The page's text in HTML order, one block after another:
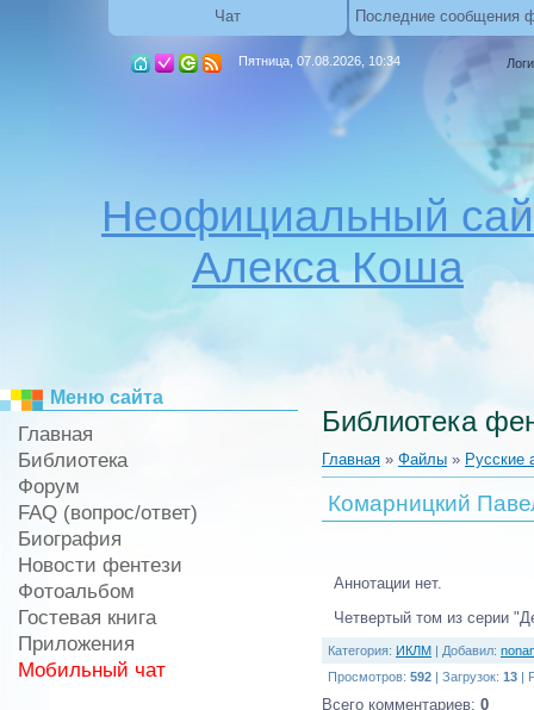
Чат Последние сообщения
Пятница, 07.08.2026, 10:34
Неофициальный
Алекса Коша
Меню сайта
Главная
Библиотека
Форум
FAQ (вопрос/ответ)
Биография
Новости фентези
Фотоальбом
Гостевая книга
Приложения
Мобильный чат
Библиотека
Главная » Файлы » Русские
Комарницкий
Аннотации нет.
Четвертый том из серии
Категория: ИКЛМ Добавил:
Просмотров: 592 Загрузок: 13
Всего комментариев: 0